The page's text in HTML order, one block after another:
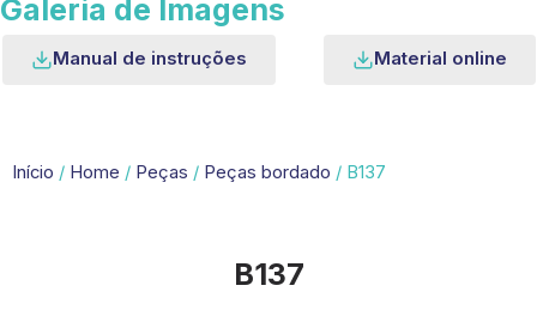
Galeria de Imagens
Manual de instruções Material online
Início / Home / Peças / Peças bordado / B137
B137